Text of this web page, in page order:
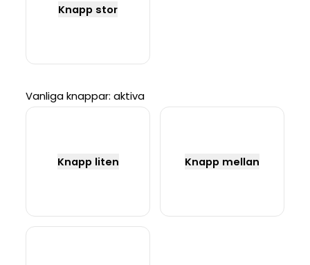
Knapp stor
Vanliga knappar: aktiva
Knapp liten Knapp mellan